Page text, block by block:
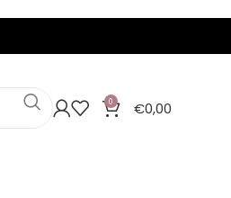
0 €0,00